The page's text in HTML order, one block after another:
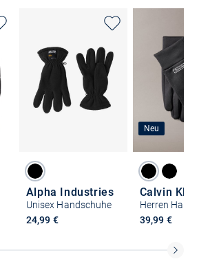
Alpha Industries
Unisex Handschuhe
24,99 €
Neu
Calvin
Herren
39,99 €